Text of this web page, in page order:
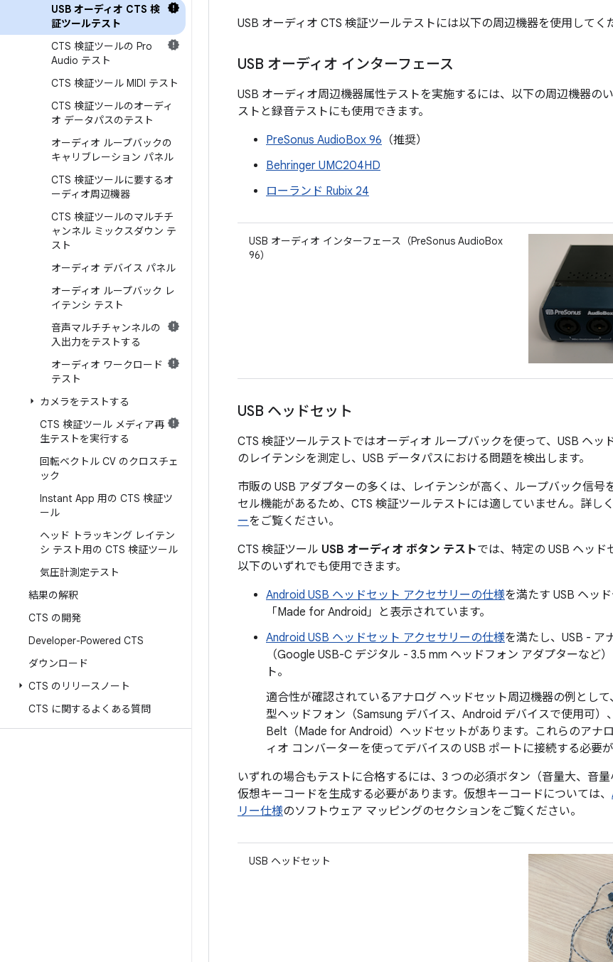
USB オーディオ CTS 検
証ツールテスト
CTS 検証ツールの Pro
Audio テスト
CTS 検証ツール MIDI テスト
CTS 検証ツールのオーディ
オ データパスのテスト
オーディオ ループバックの
キャリブレーション パネル
CTS 検証ツールに要するオ
ーディオ周辺機器
CTS 検証ツールのマルチチ
ャンネル ミックスダウン テ
スト
オーディオ デバイス パネル
オーディオ ループバック レ
イテンシ テスト
音声マルチチャンネルの
入出力をテストする
オーディオ ワークロード
テスト
カメラをテストする
CTS 検証ツール メディア再
生テストを実行する
回転ベクトル CV のクロスチェ
ック
Instant App 用の CTS 検証ツ
ール
ヘッド トラッキング レイテン
シ テスト用の CTS 検証ツール
気圧計測定テスト
結果の解釈
CTS の開発
Developer-Powered CTS
ダウンロード
CTS のリリースノート
CTS に関するよくある質問
USB オーディオ CTS 検証ツールテストには以下の周辺機器を使用してく
USB オーディオ インターフェース
USB オーディオ周辺機器属性テストを実施するには、以下の周辺機器の
ストと録音テストにも使用できます。
PreSonus AudioBox 96 （推奨）
Behringer UMC204HD
ローランド Rubix 24
USB オーディオ インターフェース（PreSonus AudioBox
96）
USB ヘッドセット
CTS 検証ツールテストではオーディオ ループバックを使って、USB ヘッ
のレイテンシを測定し、USB データパスにおける問題を検出します。
市販の USB アダプターの多くは、レイテンシが高く、ループバック信号
セル機能があるため、CTS 検証ツールテストには適していません。詳しく
ーをご覧ください。
CTS 検証ツール USB オーディオ ボタン テストでは、特定の USB ヘッド
以下のいずれでも使用できます。
Android USB ヘッドセット アクセサリーの仕様を満たす USB ヘッ
「Made for Android」と表示されています。
Android USB ヘッドセット アクセサリーの仕様を満たし、USB - ア
（Google USB-C デジタル - 3.5 mm ヘッドフォン アダプターなど
ト。
適合性が確認されているアナログ ヘッドセット周辺機器の例とし
型ヘッドフォン（Samsung デバイス、Android デバイスで使用可）
Belt（Made for Android）ヘッドセットがあります。これらのアナ
ィオ コンバーターを使ってデバイスの USB ポートに接続する必要が
いずれの場合もテストに合格するには、3 つの必須ボタン（音量大、音量
仮想キーコードを生成する必要があります。仮想キーコードについては、
リー仕様のソフトウェア マッピングのセクションをご覧ください。
USB ヘッドセット